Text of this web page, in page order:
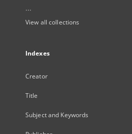
...
View all collections
Indexes
Creator
Title
Subject and Keywords